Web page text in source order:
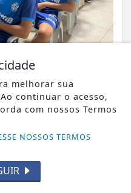
06 DE AGO
quinta (06);
melhorar sua
continuar o acesso,
com nossos Termos
NOSSOS TERMOS